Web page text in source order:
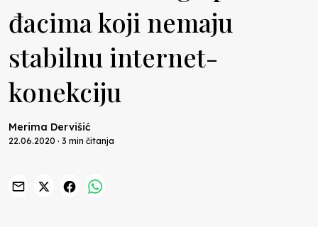
đacima koji nemaju
stabilnu internet-
konekciju
Merima Dervišić
22.06.2020 · 3 min čitanja